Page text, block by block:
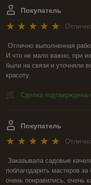
Покупатель
Отлично выполненная
И что не мало важно, при
были на связи и уточняли
красоту.
Сделка подтверждена
Покупатель
Заказывала садовые
поблагодарить мастеров
очень понравились, очень